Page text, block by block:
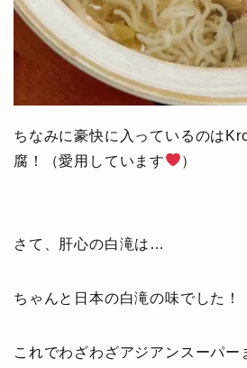
ちなみに豪快に入っているのは
腐！（愛用しています
）
さて、肝心の白滝は…
ちゃんと日本の白滝の味でした！
これでわざわざアジアンスーパー